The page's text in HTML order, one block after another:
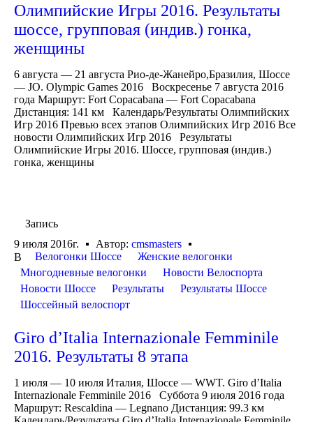
Олимпийские Игры 2016. Результаты
шоссе, групповая (индив.) гонка,
женщины
6 августа — 21 августа Рио-де-Жанейро,Бразилия, Шоссе
— JO. Olympic Games 2016 Воскресенье 7 августа 2016
года Маршрут: Fort Copacabana — Fort Copacabana
Дистанция: 141 км Календарь/Результаты Олимпийских
Игр 2016 Превью всех этапов Олимпийских Игр 2016 Все
новости Олимпийских Игр 2016 Результаты
Олимпийские Игры 2016. Шоссе, групповая (индив.)
гонка, женщины
Запись
9 июля 2016г.
Автор: cmsmasters
В
Велогонки Шоссе
Женские велогонки
Многодневные велогонки
Новости Велоспорта
Новости Шоссе
Результаты
Результаты Шоссе
Шоссейный велоспорт
Giro d’Italia Internazionale Femminile
2016. Результаты 8 этапа
1 июля — 10 июля Италия, Шоссе — WWT. Giro d’Italia
Internazionale Femminile 2016 Суббота 9 июля 2016 года
Маршрут: Rescaldina — Legnano Дистанция: 99.3 км